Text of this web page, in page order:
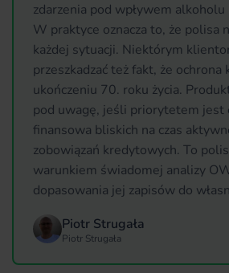
zdarzenia pod wpływem
W praktyce oznacza to, że polisa
każdej sytuacji. Niektórym
przeszkadzać też fakt, że ochrona
ukończeniu 70. roku życia.
pod uwagę, jeśli priorytetem jest
finansowa bliskich na czas
zobowiązań kredytowych. To
warunkiem świadomej analizy
dopasowania jej zapisów do
Piotr Strugała
Piotr Strugała